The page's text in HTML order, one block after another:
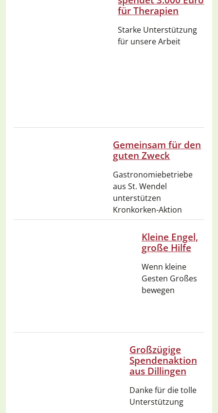
für Therapien
Starke Unterstützung
für unsere Arbeit
Gemeinsam für den
guten Zweck
Gastronomiebetriebe
aus St. Wendel
unterstützen
Kronkorken-Aktion
Kleine Engel,
große Hilfe
Wenn kleine
Gesten Großes
bewegen
Großzügige
Spendenaktion
aus Dillingen
Danke für die tolle
Unterstützung